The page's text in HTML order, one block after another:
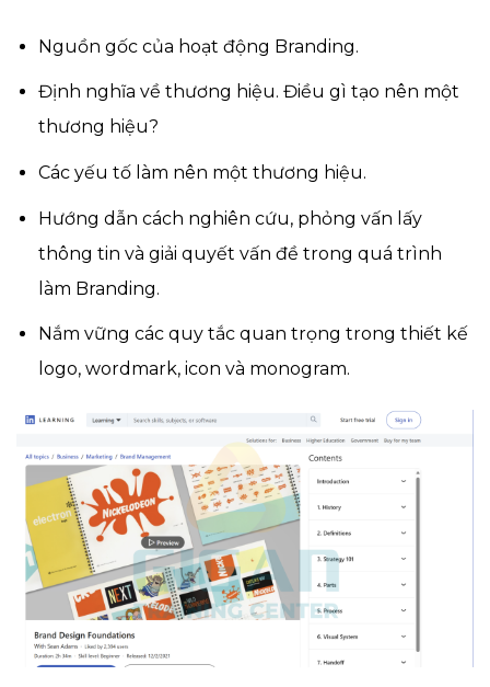
Nguồn gốc của hoạt động Branding.
Định nghĩa về thương hiệu. Điều gì tạo nên một
thương hiệu?
Các yếu tố làm nên một thương hiệu.
Hướng dẫn cách nghiên cứu, phỏng vấn lấy
thông tin và giải quyết vấn đề trong quá trình
làm Branding.
Nắm vững các quy tắc quan trọng trong thiết kế
logo, wordmark, icon và monogram.